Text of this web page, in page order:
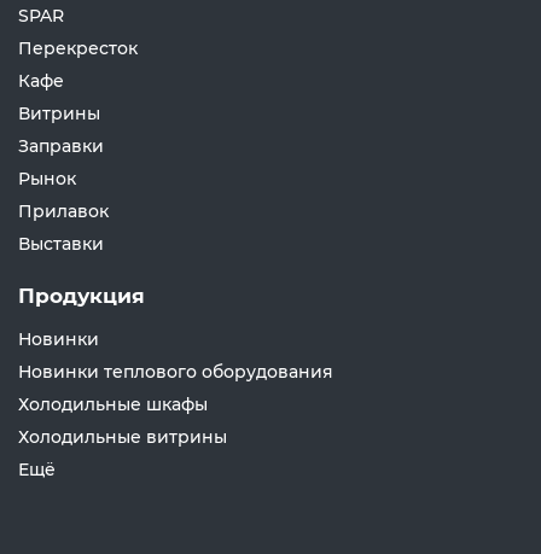
SPAR
Перекресток
Кафе
Витрины
Заправки
Рынок
Прилавок
Выставки
Продукция
Новинки
Новинки теплового оборудования
Холодильные шкафы
Холодильные витрины
Ещё